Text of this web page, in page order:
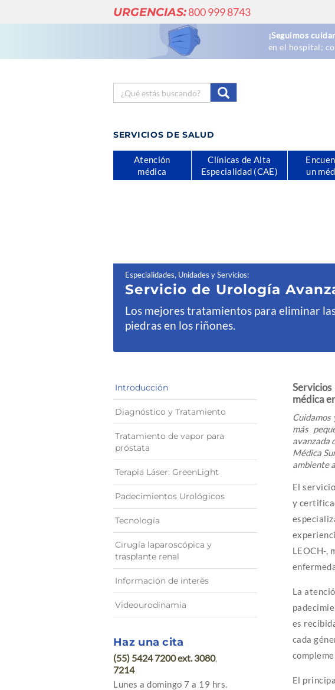
URGENCIAS:800 999 8743
¡Seguimos
en el hospital;
SERVICIOS DE SALUD
Atención
médica
Clínicas de Alta
Especialidad (CAE)
un
Especialidades, Unidades y Servicios:
Servicio de Urología
Los mejores tratamientos para eliminar
piedras en los riñones.
médica
más
avanzada
Médica
ambiente
El
y
LEOCH-,
La
es
cada
El
Introducción
Diagnóstico y Tratamiento
Tratamiento de vapor para
próstata
Terapia Láser: GreenLight
Padecimientos Urológicos
Tecnología
Cirugía laparoscópica y
trasplante renal
Información de interés
Videourodinamia
Haz una cita
(55) 5424 7200 ext. 3080,
7214
Lunes a domingo 7 a 19 hrs.